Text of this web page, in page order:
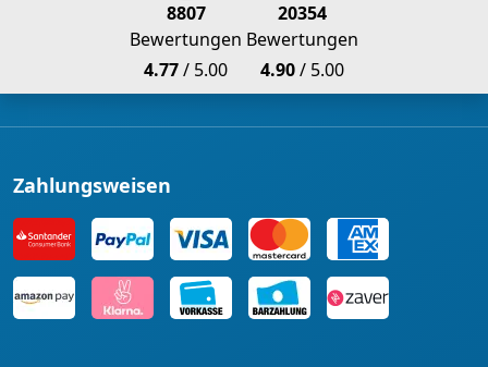
8807
Bewertungen
4.77/ 5.00
20354
Bewertungen
4.90/ 5.00
Zahlungsweisen